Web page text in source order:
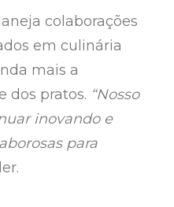
colaborações
em culinária
mais a
dos pratos. “Nosso
inovando e
para